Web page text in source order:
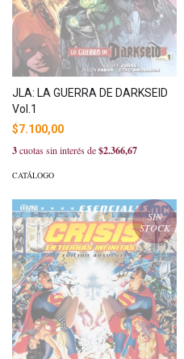
JLA: LA GUERRA DE DARKSEID
Vol.1
$7.100,00
3cuotas sin interés de$2.366,67
CATÁLOGO
SIN
STOCK